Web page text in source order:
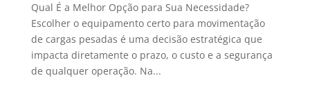
Qual É a Melhor Opção para Sua Necessidade?
Escolher o equipamento certo para movimentação
de cargas pesadas é uma decisão estratégica que
impacta diretamente o prazo, o custo e a segurança
de qualquer operação. Na...